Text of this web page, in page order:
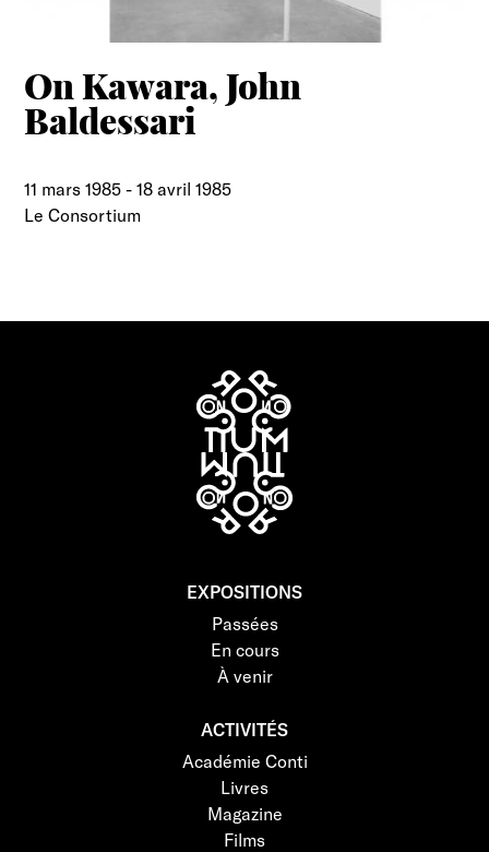
On Kawara, John
Baldessari
11 mars 1985 -18 avril 1985
Le Consortium
EXPOSITIONS
Passées
En cours
À venir
ACTIVITÉS
Académie Conti
Livres
Magazine
Films